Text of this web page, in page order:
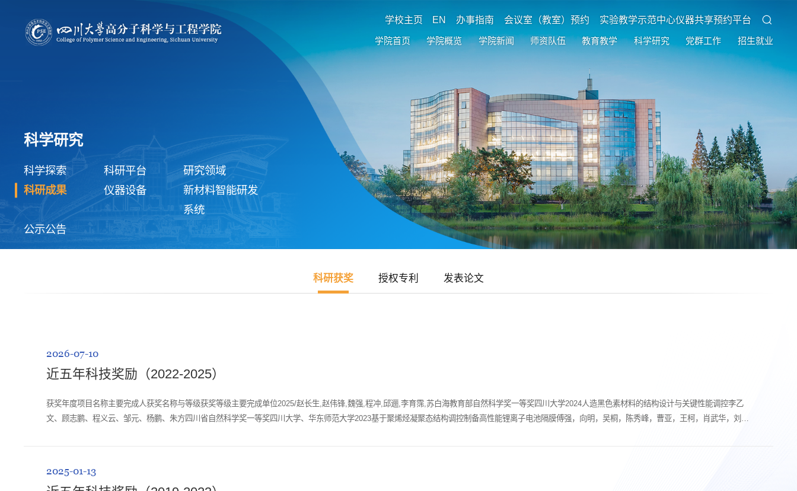
学校主页 EN 办事指南 会议室（教室）预约 实验教学示范中心仪器共享预约平台
学院首页 学院概览 学院新闻 师资队伍 教育教学 科学研究 党群工作 招生就业
科学研究
科学探索 科研平台
研究领域
科研成果
仪器设备
新材料智能研发
系统
公示公告
科研获奖 授权专利 发表论文
2026-07-10
近五年科技奖励（2022-2025）
获奖年度项目名称主要完成人获奖名称与等级获奖等级主要完成单位2025/赵长生,赵伟锋,魏强,程冲,邱逦,李育霈,苏白海教育部自然科学奖一等奖四川大学2024人造黑色素材料的结构设计与关键性能调控李乙
文、顾志鹏、程义云、邹元、杨鹏、朱方四川省自然科学奖一等奖四川大学、华东师范大学2023基于聚烯烃凝聚态结构调控制备高性能锂离子电池隔膜傅强，向明，吴桐，陈秀峰，曹亚，王柯，肖武华，刘孟
2025-01-13